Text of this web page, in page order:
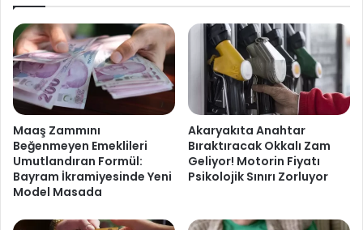
Maaş Zammını
Beğenmeyen Emeklileri
Umutlandıran Formül:
Bayram İkramiyesinde Yeni
Model Masada
Akaryakıta Anahtar
Bıraktıracak Okkalı Zam
Geliyor! Motorin Fiyatı
Psikolojik Sınırı Zorluyor